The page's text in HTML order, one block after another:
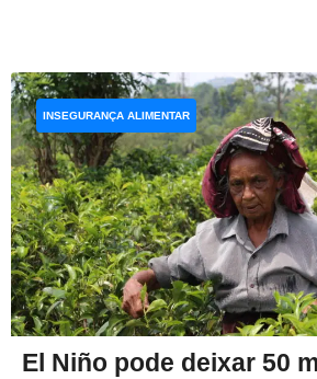
El Niño pode deixar 50
INSEGURANÇA ALIMENTAR